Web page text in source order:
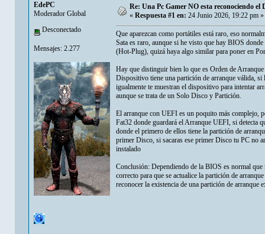
EdePC
Moderador Global
Desconectado
Mensajes: 2.277
Re: Una Pc Gamer NO esta reconociendo
« Respuesta #1 en: 24 Junio 2026, 19:22 pm »
Que aparezcan como portátiles está raro, eso
Sata es raro, aunque si he visto que hay BIOS
(Hot-Plug), quizá haya algo similar para poner en
Hay que distinguir bien lo que es Orden de
Dispositivo tiene una partición de arranque válida, si
igualmente te muestran el dispositivo para intentar
aunque se trata de un Solo Disco y Partición.
El arranque con UEFI es un poquito más complejo,
Fat32 donde guardará el Arranque UEFI, si detecta
donde el primero de ellos tiene la partición de
primer Disco, si sacaras ese primer Disco tu PC no
instalado
Conclusión: Dependiendo de la BIOS es normal
correcto para que se actualice la partición de
reconocer la existencia de una partición de arranque